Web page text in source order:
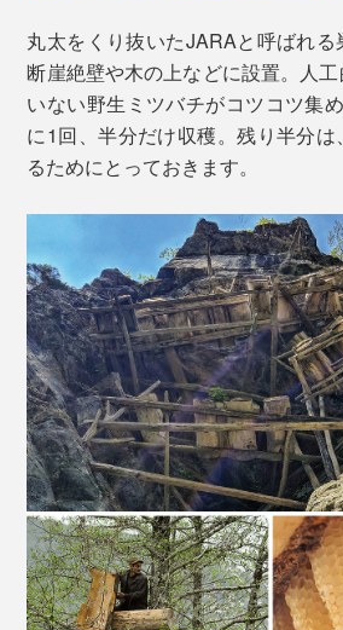
丸太をくり抜いたJARAと呼ばれ
断崖絶壁や木の上などに設置。人
いない野生ミツバチがコツコツ集
に1回、半分だけ収穫。残り半分
るためにとっておきます。